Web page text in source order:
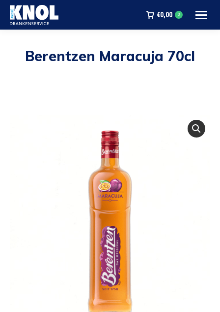
€0,00 0
Berentzen Maracuja 70cl